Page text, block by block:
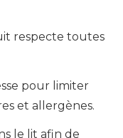
respecte toutes
pour limiter
et allergènes.
le lit afin de